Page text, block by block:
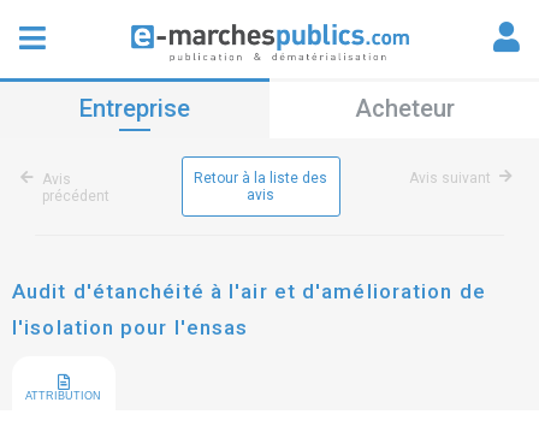
Entreprise Acheteur
Avis
précédent
Retour à la liste des
avis
Avis suivant
Audit d'étanchéité à l'air et d'amélioration de
l'isolation pour l'ensas
ATTRIBUTION